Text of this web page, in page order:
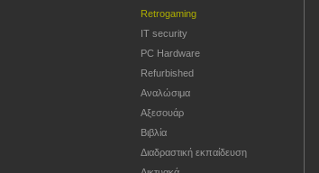
Retrogaming
IT security
PC Hardware
Refurbished
Αναλώσιμα
Αξεσουάρ
Βιβλία
Διαδραστική εκπαίδευση